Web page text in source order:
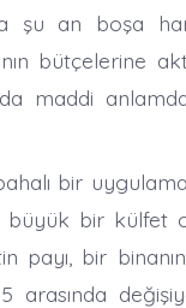
şu an boşa
bütçelerine
maddi
pahalı bir
bir külfet
payı, bir
arasında